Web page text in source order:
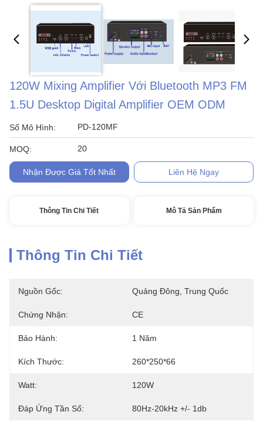
120W Mixing Amplifier Với Bluetooth MP3 FM
1.5U Desktop Digital Amplifier OEM ODM
Số Mô Hình: PD-120MF
MOQ: 20
Nhận Được Giá Tốt Nhất Liên Hệ Ngay
Thông Tin Chi Tiết Mô Tả Sản Phẩm
Thông Tin Chi Tiết
Nguồn Gốc: Quảng Đông, Trung Quốc
Chứng Nhận: CE
Bảo Hành: 1 Năm
Kích Thước: 260*250*66
Watt: 120W
Đáp Ứng Tần Số: 80Hz-20kHz +/- 1db